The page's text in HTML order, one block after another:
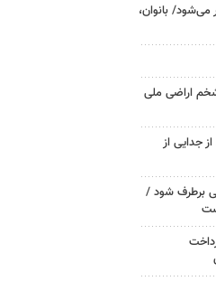
می‌شود/ بانوان،
اراضی ملی
جدایی از
برطرف شود /